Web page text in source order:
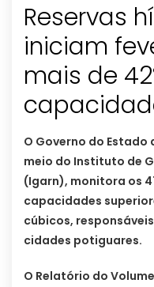
Reservas
iniciam
mais de
O Governo do Estado
meio do Instituto de
(Igarn), monitora os
capacidades
cúbicos,
cidades potiguares.
O Relatório do